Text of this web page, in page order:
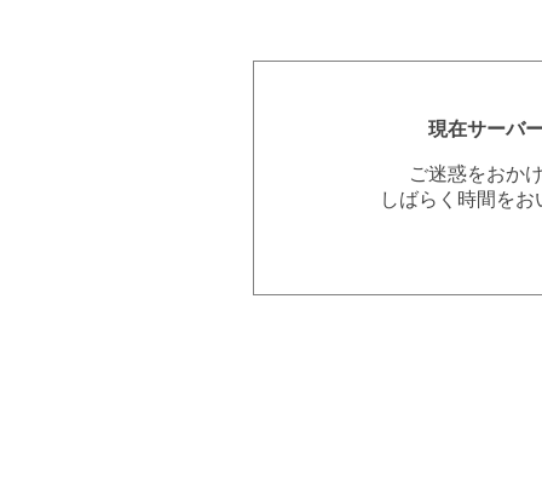
現在サーバ
ご迷惑をおか
しばらく時間を